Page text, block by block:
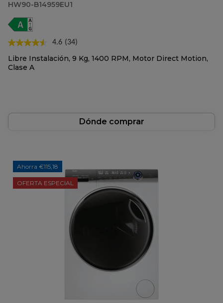
HW90-B14959EU1
4.6 Lea
34
reseñas.
(34)
Libre Instalación, 9 Kg, 1400 RPM, Motor Direct Motion,
Clase A
Dónde comprar
Ahorra €115,18
OFERTA ESPECIAL